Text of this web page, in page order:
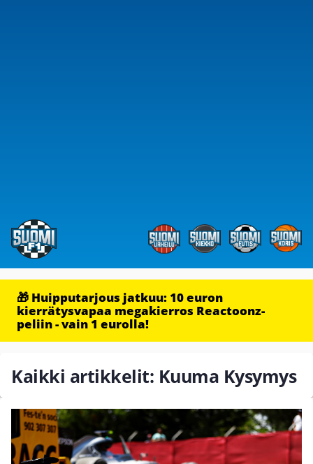
🎁 Huipputarjous jatkuu: 10 euron
kierrätysvapaa megakierros Reactoonz-
peliin - vain 1 eurolla!
Kaikki artikkelit: Kuuma Kysymys